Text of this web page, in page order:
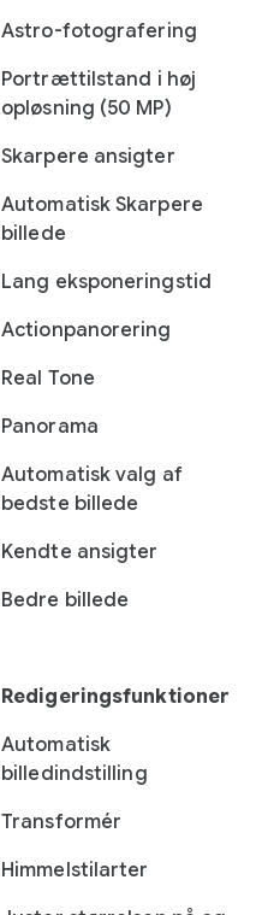
Astro-fotografering
Portrættilstand i høj
opløsning (50 MP)
Skarpere ansigter
Automatisk Skarpere
billede
Lang eksponeringstid
Actionpanorering
Real Tone
Panorama
Automatisk valg af
bedste billede
Kendte ansigter
Bedre billede
Redigeringsfunktioner
Automatisk
billedindstilling
Transformér
Himmelstilarter